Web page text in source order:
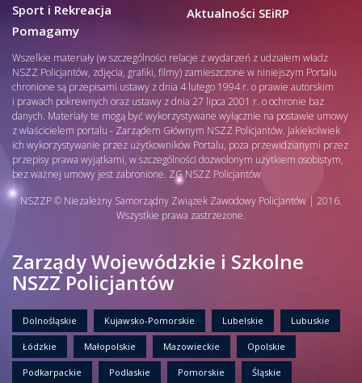
Sport i Rekreacja
Pomagamy
Aktualności SEiRP
Wszelkie materiały (w szczególności relacje z wydarzeń z udziałem władz
NSZZ Policjantów, zdjęcia, grafiki, filmy) zamieszczone w niniejszym Portalu
chronione są przepisami ustawy z dnia 4 lutego 1994 r. o prawie autorskim
i prawach pokrewnych oraz ustawy z dnia 27 lipca 2001 r. o ochronie baz
danych. Materiały te mogą być wykorzystywane wyłącznie na postawie umowy
z właścicielem portalu - Zarządem Głównym NSZZ Policjantów. Jakiekolwiek
ich wykorzystywanie przez użytkowników Portalu, poza przewidzianymi przez
przepisy prawa wyjątkami, w szczególności dozwolonym użytkiem osobistym,
bez ważnej umowy jest zabronione. ZG NSZZ Policjantów
NSZZP © Niezależny Samorządny Związek Zawodowy Policjantów | 2016.
Wszystkie prawa zastrzeżone.
Zarządy Wojewódzkie i Szkolne
NSZZ Policjantów
Dolnośląskie Kujawsko-Pomorskie Lubelskie Lubuskie
Łódzkie Małopolskie Mazowieckie Opolskie
Podkarpackie Podlaskie Pomorskie Śląskie